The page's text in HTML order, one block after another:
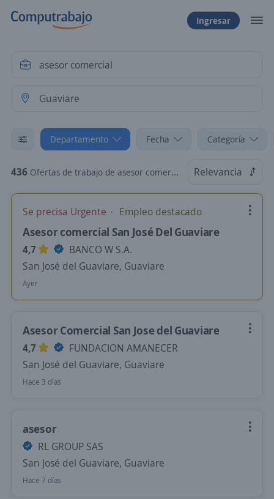
Ingresar
Departamento Fecha Categoría
436 Ofertas de trabajo de asesor comercial en Guaviare Relevancia
Se precisa Urgente Empleo destacado
Asesor comercial San José Del Guaviare
4,7
BANCO W S.A.
San José del Guaviare, Guaviare
Ayer
Asesor Comercial San Jose del Guaviare
4,7
FUNDACION AMANECER
San José del Guaviare, Guaviare
Hace 3 días
asesor
RL GROUP SAS
San José del Guaviare, Guaviare
Hace 7 días